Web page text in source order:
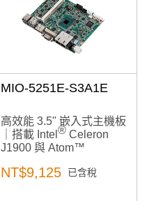
MIO-5251E-S3A1E
高效能 3.5" 嵌入式主機板
｜搭載 Intel ® Celeron
J1900 與 Atom™
供多重顯示輸出與豐富 I/O
NT$9,125 已含稅